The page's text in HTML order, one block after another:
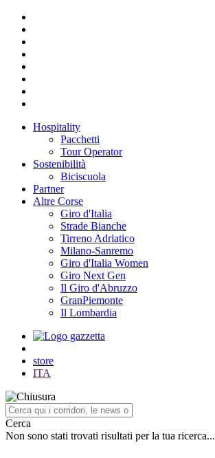
Hospitality
Pacchetti
Tour Operator
Sostenibilità
Biciscuola
Partner
Altre Corse
Giro d'Italia
Strade Bianche
Tirreno Adriatico
Milano-Sanremo
Giro d'Italia Women
Giro Next Gen
Il Giro d'Abruzzo
GranPiemonte
Il Lombardia
store
ITA
Cerca
Non sono stati trovati risultati per la tua ricerca...